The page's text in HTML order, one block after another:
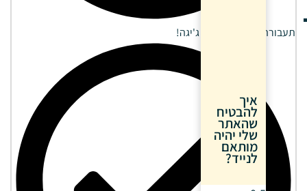
איך
להבטיח
שהאתר
שלי יהיה
מותאם
לנייד?
תעבורה חודשית עד 50 ג'יגה!